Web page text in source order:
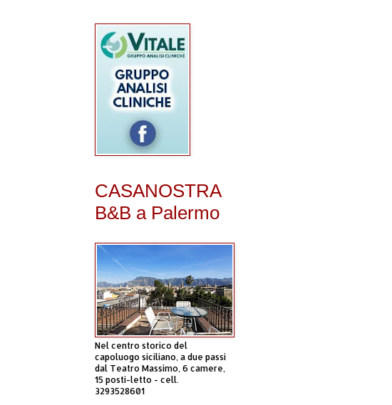
CASANOSTRA
B&B a Palermo
Nel centro storico del
capoluogo siciliano, a due passi
dal Teatro Massimo, 6 camere,
15 posti-letto - cell.
3293528601